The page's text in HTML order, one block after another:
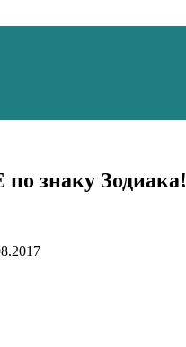
знаку Зодиака!